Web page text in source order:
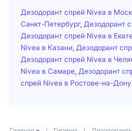
Дезодорант спрей Nivea в
Санкт-Петербург, Дезодорант
Дезодорант спрей Nivea в
Nivea в Казани Дезодорант
Дезодорант спрей Nivea в
Nivea в Самаре Дезодорант
спрей Nivea в Ростове-на-Дону